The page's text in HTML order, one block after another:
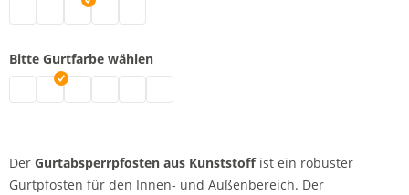
Gurtabsperrpfosten | grau
Gurtabsperrpfosten | schwarz
Gurtabsperrpfosten | weiß
Gurtabsperrpfosten | rot
Bitte Gurtfarbe wählen
Gurtabsperrpfosten | rot
Gurtabsperrpfosten | signalgelb
Gurtabsperrpfosten | schwarz-gelb
Der Gurtabsperrpfosten aus Kunststoffist ein robuster
Gurtpfosten für den Innen- und Außenbereich. Der